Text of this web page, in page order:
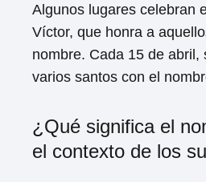
Algunos lugares celebran
Víctor, que honra a
nombre. Cada 15 de abril,
varios santos con el
¿Qué significa el
el contexto de los